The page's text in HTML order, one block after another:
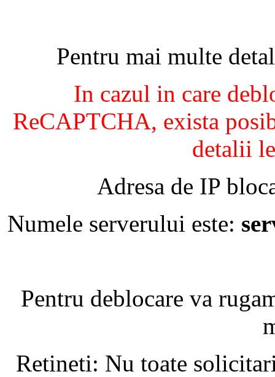
Pentru mai multe
In cazul in care
ReCAPTCHA, exista
detalii
Adresa de IP
Numele serverului este:
Pentru deblocare va
Retineti: Nu toate